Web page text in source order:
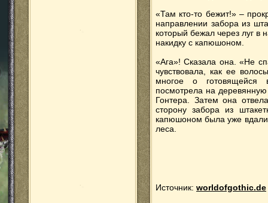
«Там кто-то бежит!» –
направлении забора из
который бежал через луг в
накидку с капюшоном.
«Ага»! Сказала она. «Не
чувствовала, как ее
многое о готовящейся
посмотрела на
Гонтера. Затем она
сторону забора из
капюшоном была уже
леса.
Источник: worldofgothic.de